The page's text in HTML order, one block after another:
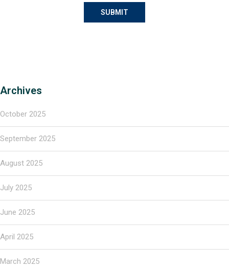
Archives
October 2025
September 2025
August 2025
July 2025
June 2025
April 2025
March 2025